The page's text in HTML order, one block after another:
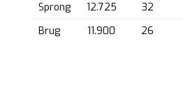
Sprong
12.725 32
Brug
11.900 26